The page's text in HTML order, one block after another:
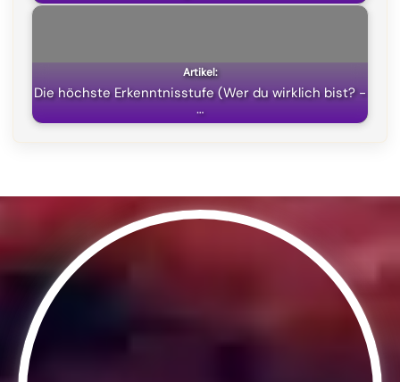
Die höchste Erkenntnisstufe (Wer du wirklich bist? -
…